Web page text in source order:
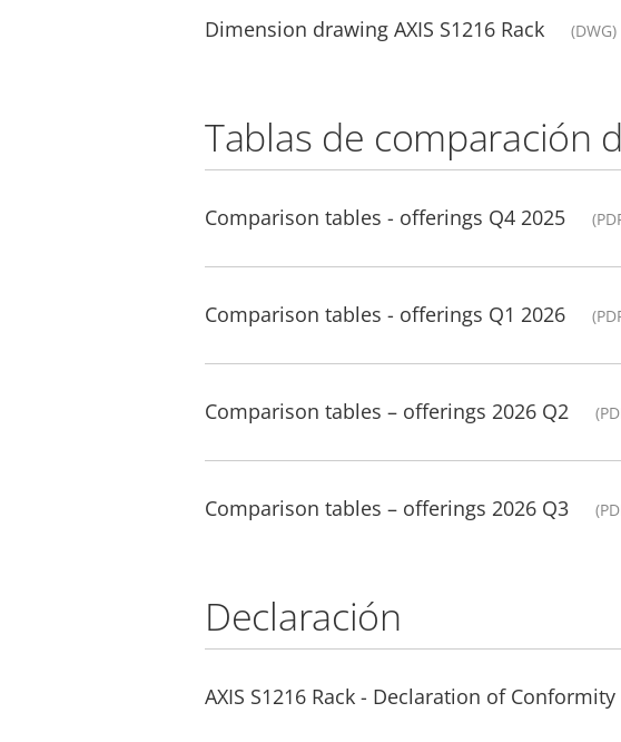
Dimension drawing AXIS S1216 Rack
Tablas de comparación
Comparison tables - offerings Q4 2025
Comparison tables - offerings Q1 2026
Comparison tables – offerings 2026 Q2
Comparison tables – offerings 2026 Q3
Declaración
AXIS S1216 Rack - Declaration of Conformity